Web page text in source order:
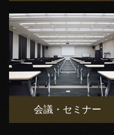
会議・セミナー